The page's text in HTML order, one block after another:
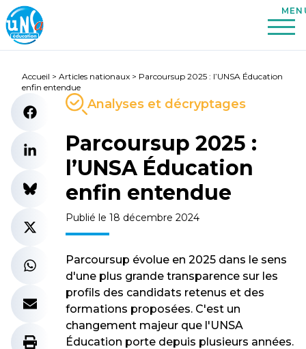
Accueil > Articles nationaux > Parcoursup 2025 : l’UNSA Éducation
enfin entendue
Analyses et décryptages
Parcoursup 2025 :
l’UNSA Éducation
enfin entendue
Publié le 18 décembre 2024
Parcoursup évolue en 2025 dans le sens
d'une plus grande transparence sur les
profils des candidats retenus et des
formations proposées. C'est un
changement majeur que l'UNSA
Éducation porte depuis plusieurs années.